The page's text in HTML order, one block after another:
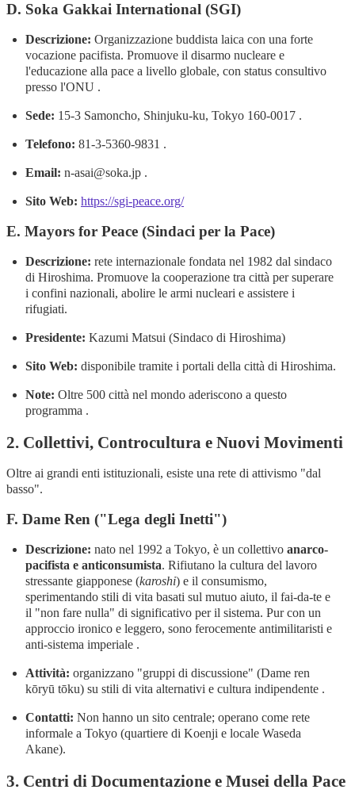
D. Soka Gakkai International (SGI)
Descrizione: Organizzazione buddista laica con una forte
vocazione pacifista. Promuove il disarmo nucleare e
l'educazione alla pace a livello globale, con status consultivo
presso l'ONU .
Sede: 15-3 Samoncho, Shinjuku-ku, Tokyo 160-0017 .
Telefono: 81-3-5360-9831 .
Email: n-asai@soka.jp .
Sito Web: https://sgi-peace.org/
E. Mayors for Peace (Sindaci per la Pace)
Descrizione: rete internazionale fondata nel 1982 dal sindaco
di Hiroshima. Promuove la cooperazione tra città per superare
i confini nazionali, abolire le armi nucleari e assistere i
rifugiati.
Presidente: Kazumi Matsui (Sindaco di Hiroshima)
Sito Web: disponibile tramite i portali della città di Hiroshima.
Note: Oltre 500 città nel mondo aderiscono a questo
programma .
2. Collettivi, Controcultura e Nuovi Movimenti
Oltre ai grandi enti istituzionali, esiste una rete di attivismo "dal
basso".
F. Dame Ren ("Lega degli Inetti")
Descrizione: nato nel 1992 a Tokyo, è un collettivo anarco-
pacifista e anticonsumista. Rifiutano la cultura del lavoro
stressante giapponese (karoshi) e il consumismo,
sperimentando stili di vita basati sul mutuo aiuto, il fai-da-te e
il "non fare nulla" di significativo per il sistema. Pur con un
approccio ironico e leggero, sono ferocemente antimilitaristi e
anti-sistema imperiale .
Attività: organizzano "gruppi di discussione" (Dame ren
kōryū tōku) su stili di vita alternativi e cultura indipendente .
Contatti: Non hanno un sito centrale; operano come rete
informale a Tokyo (quartiere di Koenji e locale Waseda
Akane).
3. Centri di Documentazione e Musei della Pace